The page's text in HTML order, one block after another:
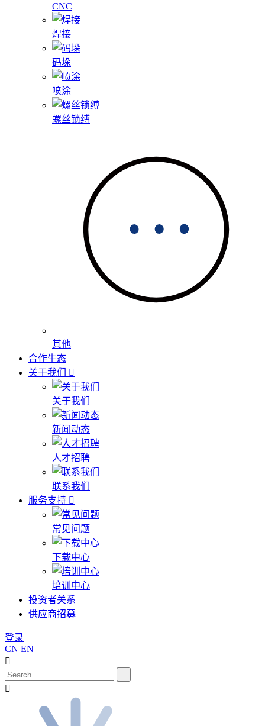
CNC
焊接
码垛
喷涂
螺丝锁缚
其他
合作生态
关于我们
关于我们
新闻动态
人才招聘
联系我们
服务支持
常见问题
下载中心
培训中心
投资者关系
供应商招募
登录
CN EN